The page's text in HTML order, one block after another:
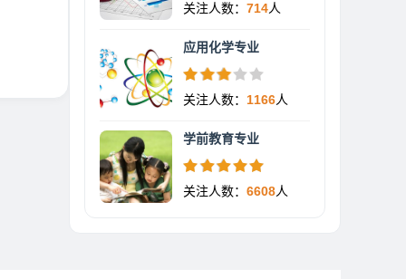
关注人数： 714人
应用化学专业
关注人数： 1166人
学前教育专业
关注人数： 6608人